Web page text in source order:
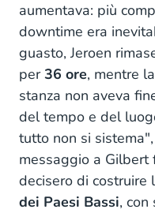
aumentava: più
downtime era
guasto, Jeroen
per36 ore, mentre
stanza non aveva
del tempo e del
tutto non si
messaggio a Gilbert
decisero di costruire
dei Paesi Bassi,